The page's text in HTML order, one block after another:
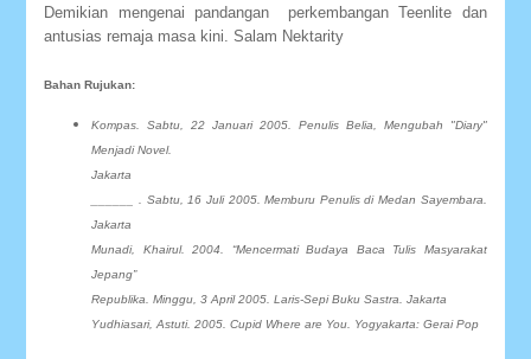
Demikian mengenai pandangan perkembangan Teenlite dan
antusias remaja masa kini. Salam Nektarity
Bahan Rujukan:
Kompas. Sabtu, 22 Januari 2005. Penulis Belia, Mengubah "Diary"
Menjadi Novel.
Jakarta
______ . Sabtu, 16 Juli 2005. Memburu Penulis di Medan Sayembara.
Jakarta
Munadi, Khairul. 2004. “Mencermati Budaya Baca Tulis Masyarakat
Jepang”
Republika. Minggu, 3 April 2005. Laris-Sepi Buku Sastra. Jakarta
Yudhiasari, Astuti. 2005. Cupid Where are You. Yogyakarta: Gerai Pop